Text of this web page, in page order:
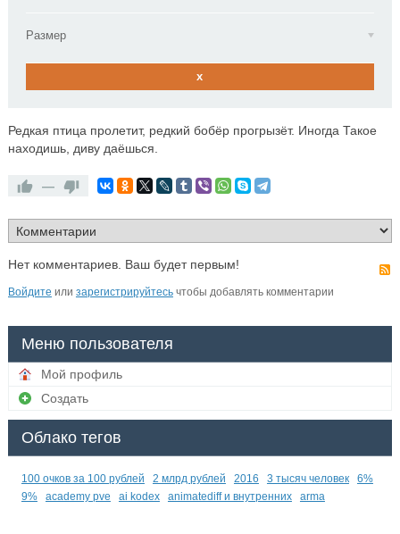
Размер
x
Редкая птица пролетит, редкий бобёр прогрызёт. Иногда Такое
находишь, диву даёшься.
—
Нет комментариев. Ваш будет первым!
Войдите или зарегистрируйтесьчтобы добавлять комментарии
Меню пользователя
Мой профиль
Создать
Облако тегов
100 очков за 100 рублей 2 млрд рублей 2016 3 тысяч человек
6%
9%
academy pve ai kodex animatediff и внутренних arma